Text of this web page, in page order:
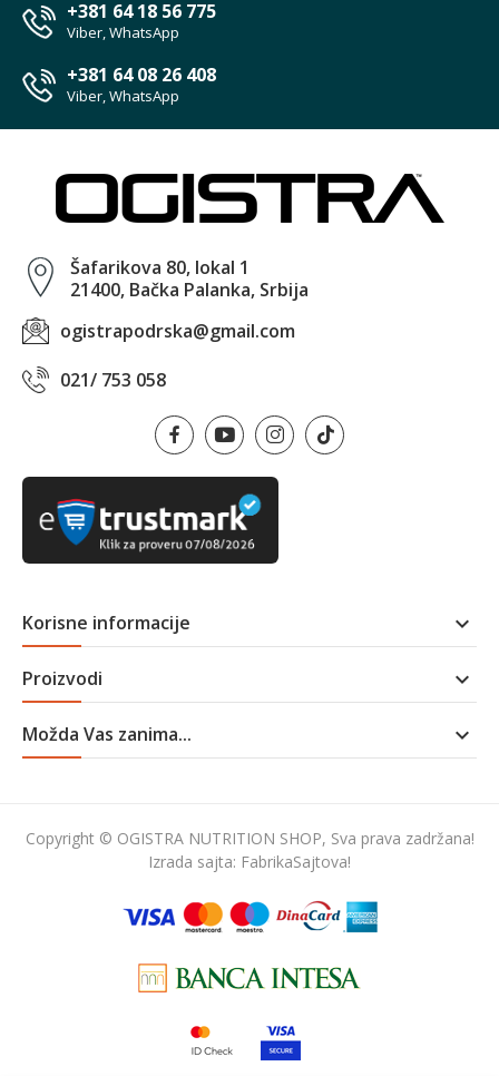
+381 64 18 56 775
Viber, WhatsApp
+381 64 08 26 408
Viber, WhatsApp
Šafarikova 80, lokal 1
21400, Bačka Palanka, Srbija
ogistrapodrska@gmail.com
021/ 753 058
Korisne informacije 
Proizvodi 
Možda Vas zanima... 
Copyright © OGISTRA NUTRITION SHOP, Sva prava zadržana!
Izrada sajta: FabrikaSajtova!